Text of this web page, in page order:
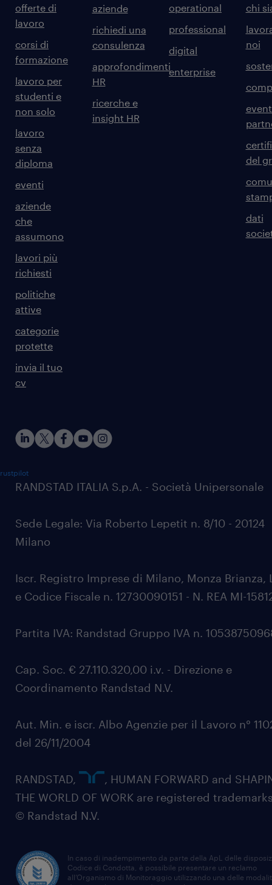
offerte di
lavoro
corsi di
formazione
lavoro per
studenti e
non solo
lavoro
senza
diploma
eventi
aziende
che
assumono
lavori più
richiesti
politiche
attive
categorie
protette
invia il tuo
cv
aziende
richiedi una
consulenza
approfondimenti
HR
ricerche e
insight HR
operational
professional
digital
enterprise
chi
noi
del
dati
RANDSTAD ITALIA S.p.A. - Società Unipersonale
Sede Legale: Via Roberto Lepetit n. 8/10 - 20124
Milano
Iscr. Registro Imprese di Milano, Monza Brianza,
e Codice Fiscale n. 12730090151 - N. REA MI-
Partita IVA: Randstad Gruppo IVA n.
Cap. Soc. € 27.110.320,00 i.v. - Direzione e
Coordinamento Randstad N.V.
Aut. Min. e iscr. Albo Agenzie per il Lavoro n°
del 26/11/2004
RANDSTAD,
, HUMAN FORWARD and
THE WORLD OF WORK are registered
© Randstad N.V.
In caso di inadempimento da parte della ApL delle
Codice di Condotta, è possibile presentare un reclamo
all’Organismo di Monitoraggio utilizzando una delle